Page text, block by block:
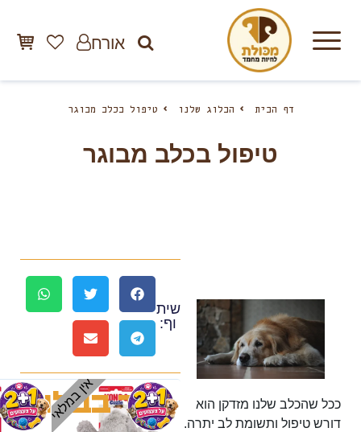
אורח
דף הבית הבלוג שלנו טיפול בכלב מבוגר
טיפול בכלב מבוגר
ככל שהכלב שלנו מזדקן הוא
דורש טיפול ותשומת לב יתרה.
אין במלאי
שית
וף:
עוד בבלוג